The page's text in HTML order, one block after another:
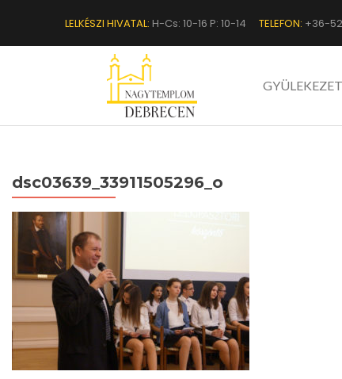
LELKÉSZI HIVATAL: H-Cs: 10-16 P: 10-14 TELEFON: +36-
dsc03639_33911505296_o